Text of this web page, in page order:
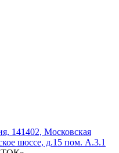
141402, Московская
шоссе, д.15 пом. А.3.1